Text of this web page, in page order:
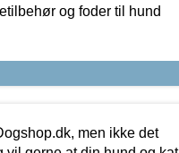
og foder til hund
men ikke det